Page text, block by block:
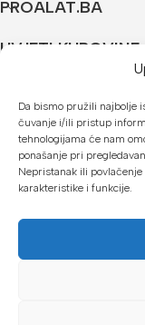
Da bismo pružili najbolje
čuvanje i/ili pristup
tehnologijama će nam
ponašanje pri
Nepristanak ili
karakteristike i funkcije.
PROALAT.BA
UVJETI KUPOVINE
U našoj web trgovini
Kreditnim
Općom
Gotovinom prilikom
Mikrofin do 18 rata